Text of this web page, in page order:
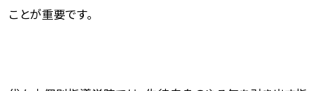
ことが重要です。